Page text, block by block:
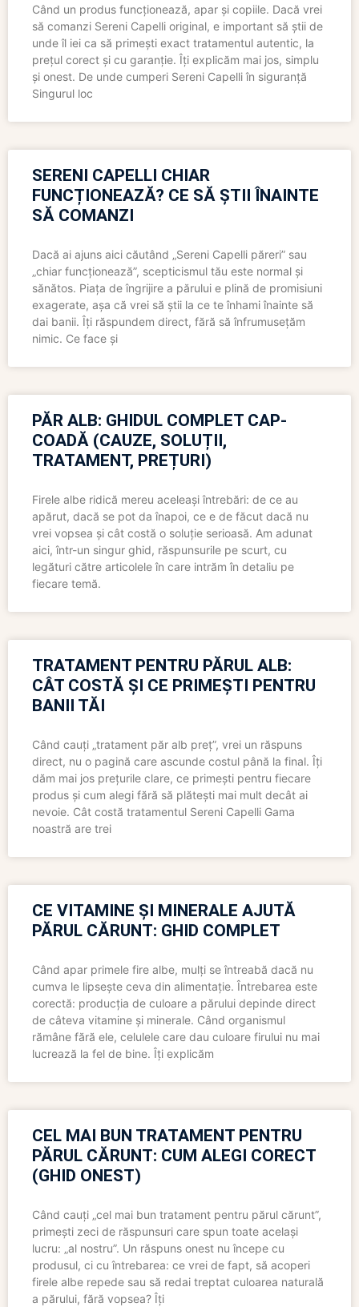
Când un produs funcționează, apar și copiile. Dacă vrei
să comanzi Sereni Capelli original, e important să știi de
unde îl iei ca să primești exact tratamentul autentic, la
prețul corect și cu garanție. Îți explicăm mai jos, simplu
și onest. De unde cumperi Sereni Capelli în siguranță
Singurul loc
SERENI CAPELLI CHIAR
FUNCȚIONEAZĂ? CE SĂ ȘTII ÎNAINTE
SĂ COMANZI
Dacă ai ajuns aici căutând „Sereni Capelli păreri” sau
„chiar funcționează”, scepticismul tău este normal și
sănătos. Piața de îngrijire a părului e plină de promisiuni
exagerate, așa că vrei să știi la ce te înhami înainte să
dai banii. Îți răspundem direct, fără să înfrumusețăm
nimic. Ce face și
PĂR ALB: GHIDUL COMPLET CAP-
COADĂ (CAUZE, SOLUȚII,
TRATAMENT, PREȚURI)
Firele albe ridică mereu aceleași întrebări: de ce au
apărut, dacă se pot da înapoi, ce e de făcut dacă nu
vrei vopsea și cât costă o soluție serioasă. Am adunat
aici, într-un singur ghid, răspunsurile pe scurt, cu
legături către articolele în care intrăm în detaliu pe
fiecare temă.
TRATAMENT PENTRU PĂRUL ALB:
CÂT COSTĂ ȘI CE PRIMEȘTI PENTRU
BANII TĂI
Când cauți „tratament păr alb preț”, vrei un răspuns
direct, nu o pagină care ascunde costul până la final. Îți
dăm mai jos prețurile clare, ce primești pentru fiecare
produs și cum alegi fără să plătești mai mult decât ai
nevoie. Cât costă tratamentul Sereni Capelli Gama
noastră are trei
CE VITAMINE ȘI MINERALE AJUTĂ
PĂRUL CĂRUNT: GHID COMPLET
Când apar primele fire albe, mulți se întreabă dacă nu
cumva le lipsește ceva din alimentație. Întrebarea este
corectă: producția de culoare a părului depinde direct
de câteva vitamine și minerale. Când organismul
rămâne fără ele, celulele care dau culoare firului nu mai
lucrează la fel de bine. Îți explicăm
CEL MAI BUN TRATAMENT PENTRU
PĂRUL CĂRUNT: CUM ALEGI CORECT
(GHID ONEST)
Când cauți „cel mai bun tratament pentru părul cărunt”,
primești zeci de răspunsuri care spun toate același
lucru: „al nostru”. Un răspuns onest nu începe cu
produsul, ci cu întrebarea: ce vrei de fapt, să acoperi
firele albe repede sau să redai treptat culoarea naturală
a părului, fără vopsea? Îți